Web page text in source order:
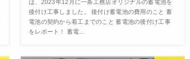
は、2023年12月に一条工務店オリジナルの蓄電池を
後付け工事しました。 後付け蓄電池の費用のこと 蓄
電池の契約から着工までのこと 蓄電池の後付け工事
をレポート！ 蓄電...